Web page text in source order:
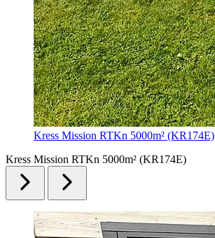
Kress Mission RTKn 5000m² (KR174E)
Kress Mission RTKn 5000m² (KR174E)